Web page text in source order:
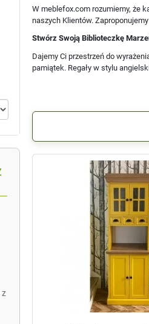
z
W meblefox.com rozumiemy, że
naszych Klientów.
Stwórz Swoją Biblioteczkę
Dajemy Ci przestrzeń do
pamiątek. Regały w stylu